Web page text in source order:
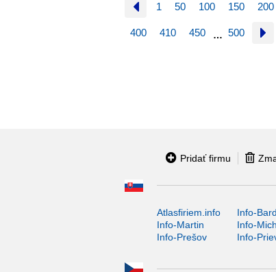
1 50 100 150 200
400 410 450 … 500
Pridať firmu
Atlasfiriem.info Info-
Info-Martin
Info-
Info-Prešov
Info-